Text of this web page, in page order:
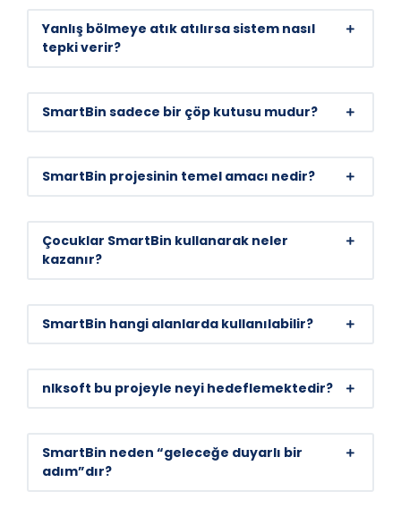
Yanlış bölmeye atık atılırsa sistem nasıl
tepki verir?
SmartBin sadece bir çöp kutusu mudur?
SmartBin projesinin temel amacı nedir?
Çocuklar SmartBin kullanarak neler
kazanır?
SmartBin hangi alanlarda kullanılabilir?
nlksoft bu projeyle neyi hedeflemektedir?
SmartBin neden “geleceğe duyarlı bir
adım”dır?